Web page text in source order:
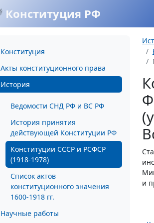
Конституция РФ
Конституция
Акты конституционного права
История
Ведомости СНД РФ и ВС РФ
История принятия
действующей Конституции РФ
Конституции СССР и РСФСР
(1918-1978)
Список актов
конституционного значения
1600-1918 гг.
Научные работы
и